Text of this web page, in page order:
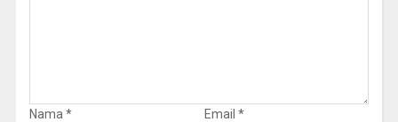
Nama * Email *